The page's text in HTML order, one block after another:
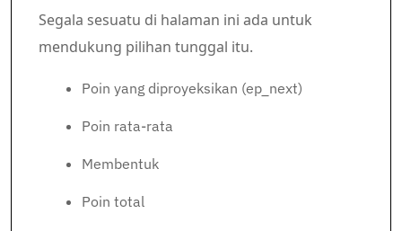
Segala sesuatu di halaman ini ada untuk
mendukung pilihan tunggal itu.
Poin yang diproyeksikan (ep_next)
Poin rata-rata
Membentuk
Poin total